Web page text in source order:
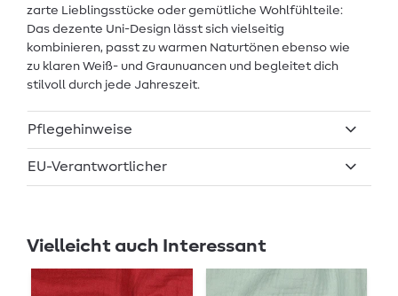
zarte Lieblingsstücke oder gemütliche Wohlfühlteile:
Das dezente Uni-Design lässt sich vielseitig
kombinieren, passt zu warmen Naturtönen ebenso wie
zu klaren Weiß- und Graunuancen und begleitet dich
stilvoll durch jede Jahreszeit.
Pflegehinweise
EU-Verantwortlicher
Vielleicht auch Interessant